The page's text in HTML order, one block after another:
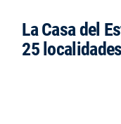
La Casa del
25